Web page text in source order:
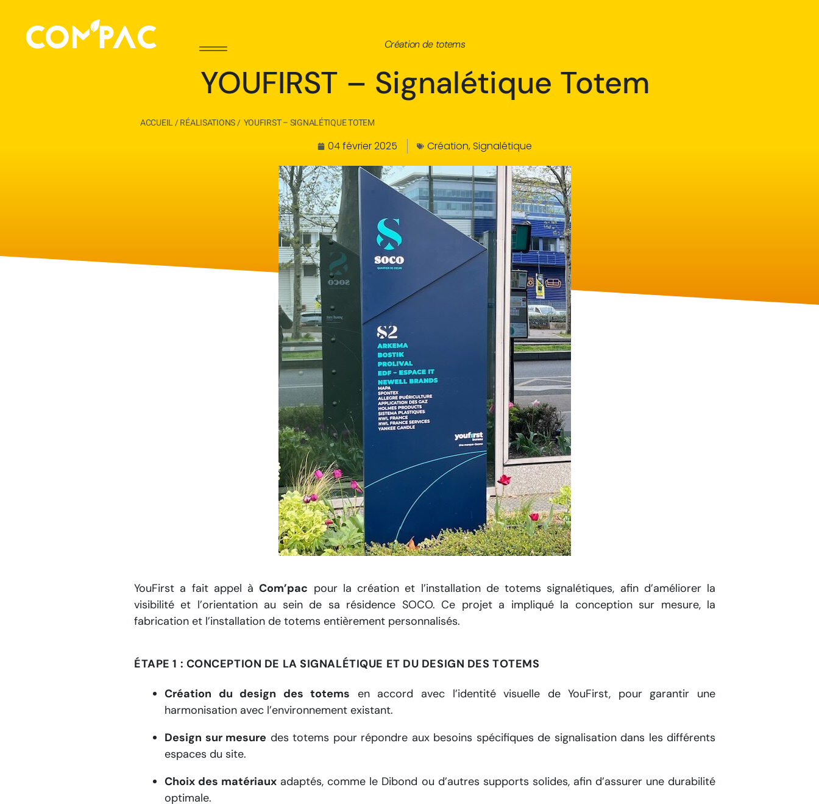
Création de totems
YOUFIRST – Signalétique Totem
ACCUEIL/RÉALISATIONS/ YOUFIRST – SIGNALÉTIQUE TOTEM
04 février 2025 Création,Signalétique
YouFirst a fait appel àCom’pac pour la création et l’installation de totems signalétiques, afin d’améliorer la
visibilité et l’orientation au sein de sa résidence SOCO. Ce projet a impliqué la conception sur mesure, la
fabrication et l’installation de totems entièrement personnalisés.
ÉTAPE 1 : CONCEPTION DE LA SIGNALÉTIQUE ET DU DESIGN DES TOTEMS
Création du design des totems en accord avec l’identité visuelle de YouFirst, pour garantir une
harmonisation avec l’environnement existant.
Design sur mesure des totems pour répondre aux besoins spécifiques de signalisation dans les différents
espaces du site.
Choix des matériaux adaptés, comme le Dibond ou d’autres supports solides, afin d’assurer une durabilité
optimale.